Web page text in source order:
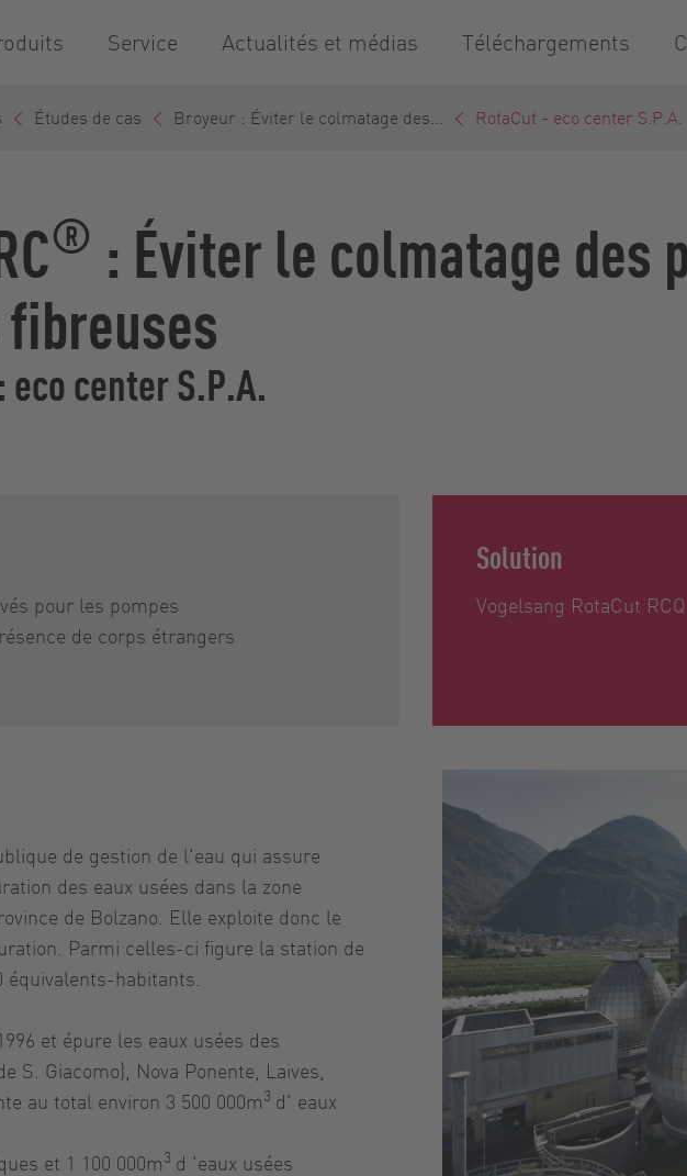
Service Actualités et médias Téléchargements
Études de cas Broyeur : Éviter le colmatage des... RotaCut - eco center S.P.A.
® : Éviter le colmatage des
eco center S.P.A.
pour les pompes
de corps étrangers
Solution
Vogelsang RotaCut
de gestion de l'eau qui assure
des eaux usées dans la zone
de Bolzano. Elle exploite donc le
Parmi celles-ci figure la station de
équivalents-habitants.
et épure les eaux usées des
S. Giacomo), Nova Ponente, Laives,
au total environ 3 500 000m3 d' eaux
et 1 100 000m3 d 'eaux usées